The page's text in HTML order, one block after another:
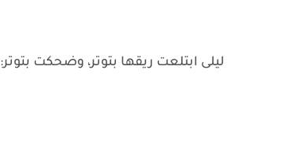
ليلى ابتلعت ريقها بتوتر، وضحكت بتوتر: